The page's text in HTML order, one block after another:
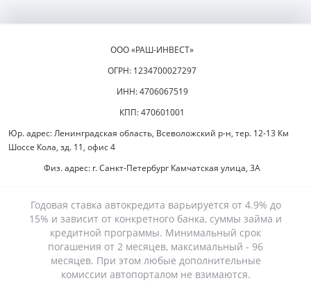
ООО «РАШ-ИНВЕСТ»
ОГРН: 1234700027297
ИНН: 4706067519
КПП: 470601001
Юр. адрес: Ленинградская область, Всеволожский р-н, тер. 12-13 Км
Шоссе Кола, зд. 11, офис 4
Физ. адрес: г. Санкт-Петербург Камчатская улица, 3А
Годовая ставка автокредита варьируется от 4.9% до
15% и зависит от конкретного банка, суммы займа и
кредитной программы. Минимальный срок
погашения от 2 месяцев, максимальный - 96
месяцев. При этом любые дополнительные
комиссии автопорталом не взимаются.